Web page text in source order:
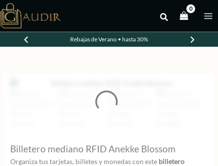
al
contenido
Rebajas de Verano • hasta 30%
Billetero mediano RFID Anekke Blossom
Organiza tus tarjetas, billetes y monedas con este billetero